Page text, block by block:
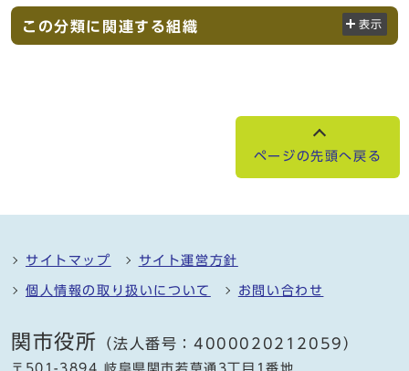
この分類に関連する組織 表示
ページの先頭へ戻る
サイトマップ サイト運営方針
個人情報の取り扱いについて お問い合わせ
関市役所 （法人番号：4000020212059）
〒501-3894 岐阜県関市若草通3丁目1番地